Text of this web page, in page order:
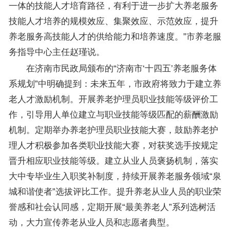
一体的技能人才培育路径，有利于进一步扩大养老服务
技能人才培养的规模效应、集聚效应、示范效应，提升
养老服务高技能人才的供给能力和培养速度。”市养老服
务指导中心主任赵瑾说。
在济南市民政局颁布的“济南市‘十四五’养老服务体
系规划”中明确提到：未来五年，市政府将致力于建立养
老人才激励机制。开展养老护理员职业技能等级评价工
作，引导用人单位建立与职业技能等级匹配的薪酬激励
机制。定期举办养老护理员职业技能大赛，鼓励养老护
理人才积极参加各类职业技能大赛，对获奖选手按规定
晋升相应职业技能等级。建立从业人员褒扬机制，落实
大中专毕业生入职奖补制度，持续开展养老服务领域“泉
城和谐使者”选拔评比工作。提升养老从业人员的职业荣
誉感和社会认同感，定期开展“最美养老人”系列选树活
动，大力宣传养老从业人员和志愿者典型。